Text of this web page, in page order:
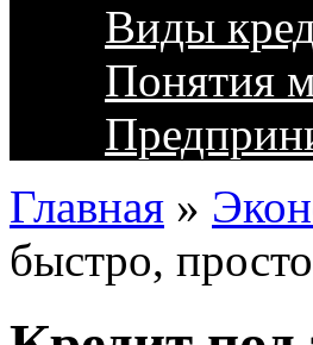
Виды
Понятия
Главная »
быстро,